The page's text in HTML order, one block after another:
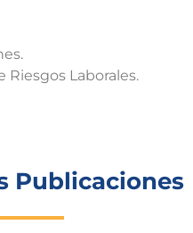
Riesgos Laborales.
Publicaciones